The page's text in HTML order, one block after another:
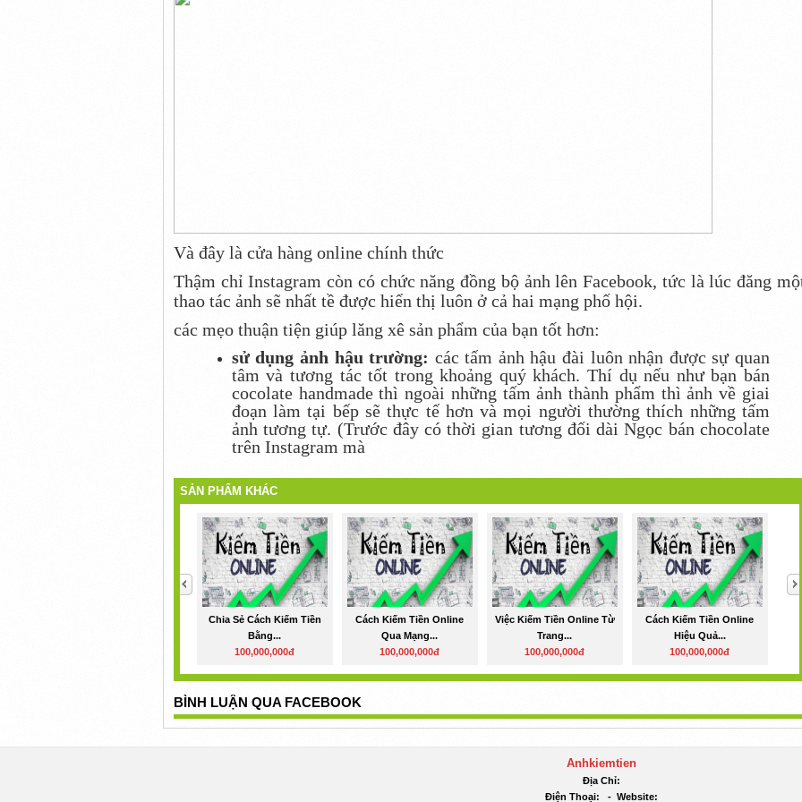
Và đây là cửa hàng online chính thức
Thậm chỉ Instagram còn có chức năng đồng bộ ảnh lên Facebook, tức là lúc đăng
thao tác ảnh sẽ nhất tề được hiển thị luôn ở cả hai mạng phố hội.
các mẹo thuận tiện giúp lăng xê sản phẩm của bạn tốt hơn:
sử dụng ảnh hậu trường: các tấm ảnh hậu đài luôn nhận được sự quan
tâm và tương tác tốt trong khoảng quý khách. Thí dụ nếu như bạn bán
cocolate handmade thì ngoài những tấm ảnh thành phẩm thì ảnh về giai
đoạn làm tại bếp sẽ thực tế hơn và mọi người thường thích những tấm
ảnh tương tự. (Trước đây có thời gian tương đối dài Ngọc bán chocolate
trên Instagram mà
SẢN PHẨM KHÁC
Chia Sẻ Cách Kiếm Tiền
Bằng...
100,000,000đ
Cách Kiếm Tiền Online
Qua Mạng...
100,000,000đ
Việc Kiếm Tiền Online Từ
Trang...
100,000,000đ
Cách Kiếm Tiền Online
Hiệu Quả...
100,000,000đ
BÌNH LUẬN QUA FACEBOOK
Anhkiemtien
Địa Chỉ:
Điện Thoại: - Website: